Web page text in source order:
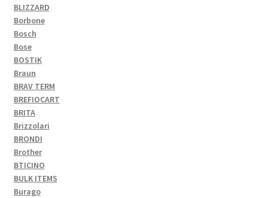
BLIZZARD
Borbone
Bosch
Bose
BOSTIK
Braun
BRAV TERM
BREFIOCART
BRITA
Brizzolari
BRONDI
Brother
BTICINO
BULK ITEMS
Burago